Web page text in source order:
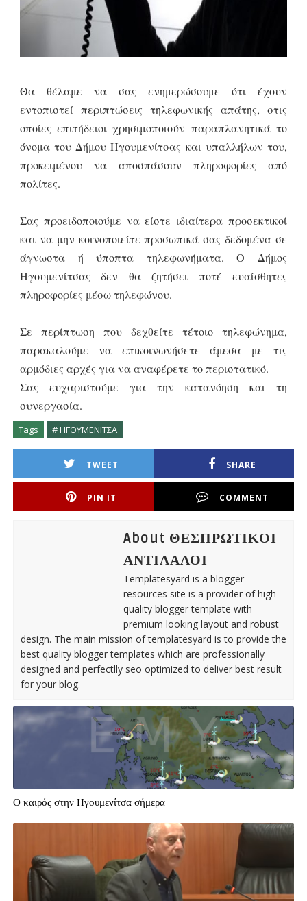
Θα θέλαμε να σας ενημερώσουμε ότι έχουν
εντοπιστεί περιπτώσεις τηλεφωνικής απάτης, στις
οποίες επιτήδειοι χρησιμοποιούν παραπλανητικά το
όνομα του Δήμου Ηγουμενίτσας και υπαλλήλων του,
προκειμένου να αποσπάσουν πληροφορίες από
πολίτες.
Σας προειδοποιούμε να είστε ιδιαίτερα προσεκτικοί
και να μην κοινοποιείτε προσωπικά σας δεδομένα σε
άγνωστα ή ύποπτα τηλεφωνήματα. Ο Δήμος
Ηγουμενίτσας δεν θα ζητήσει ποτέ ευαίσθητες
πληροφορίες μέσω τηλεφώνου.
Σε περίπτωση που δεχθείτε τέτοιο τηλεφώνημα,
παρακαλούμε να επικοινωνήσετε άμεσα με τις
αρμόδιες αρχές για να αναφέρετε το περιστατικό.
Σας ευχαριστούμε για την κατανόηση και τη
συνεργασία.
Tags # ΗΓΟΥΜΕΝΙΤΣΑ
TWEET SHARE
PIN IT COMMENT
About ΘΕΣΠΡΩΤΙΚΟΙ
ΑΝΤΙΛΑΛΟΙ
Templatesyard is a blogger
resources site is a provider of high
quality blogger template with
premium looking layout and robust
design. The main mission of templatesyard is to provide the
best quality blogger templates which are professionally
designed and perfectlly seo optimized to deliver best result
for your blog.
Ο καιρός στην Ηγουμενίτσα σήμερα